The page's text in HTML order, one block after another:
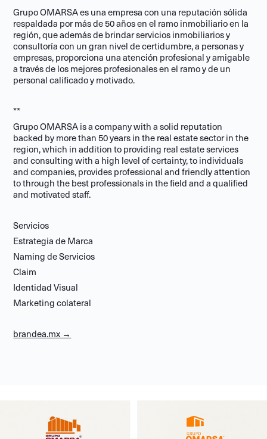
Grupo OMARSA es una empresa con una reputación sólida
respaldada por más de 50 años en el ramo inmobiliario en la
región, que además de brindar servicios inmobiliarios y
consultoría con un gran nivel de certidumbre, a personas y
empresas, proporciona una atención profesional y amigable
a través de los mejores profesionales en el ramo y de un
personal calificado y motivado.
**
Grupo OMARSA is a company with a solid reputation
backed by more than 50 years in the real estate sector in the
region, which in addition to providing real estate services
and consulting with a high level of certainty, to individuals
and companies, provides professional and friendly attention
to through the best professionals in the field and a qualified
and motivated staff.
Servicios
Estrategia de Marca
Naming de Servicios
Claim
Identidad Visual
Marketing colateral
brandea.mx →​​​​